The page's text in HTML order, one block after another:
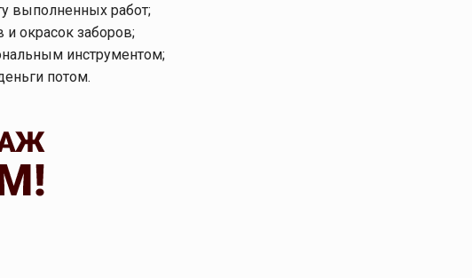
выполненных работ;
окрасок заборов;
инструментом;
потом.